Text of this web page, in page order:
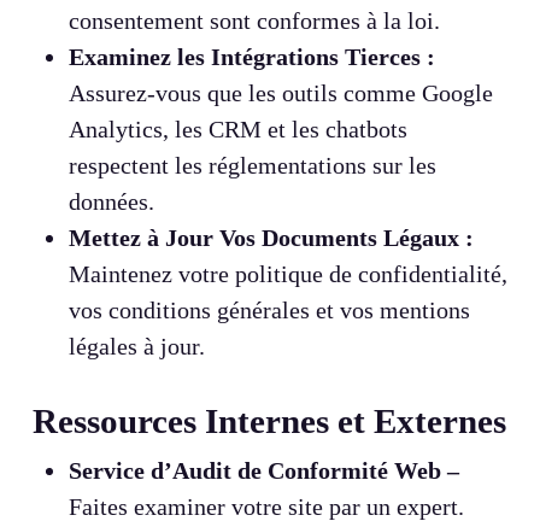
consentement sont conformes à la loi.
Examinez les Intégrations Tierces :
Assurez-vous que les outils comme Google
Analytics, les CRM et les chatbots
respectent les réglementations sur les
données.
Mettez à Jour Vos Documents Légaux :
Maintenez votre politique de confidentialité,
vos conditions générales et vos mentions
légales à jour.
Ressources Internes et Externes
Service d’Audit de Conformité Web –
Faites examiner votre site par un expert.